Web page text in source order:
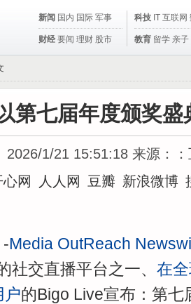
新闻 国内 国际 军事
财经 要闻 理财 股市
科技 IT 互联网
教育 留学 亲子
第七届年度颁奖盛
2026/1/21 15:51:18 来源：
心网 人人网 豆瓣 新浪微博
-Media OutReach
社交直播平台之一、 在
户的Bigo Live宣布：第